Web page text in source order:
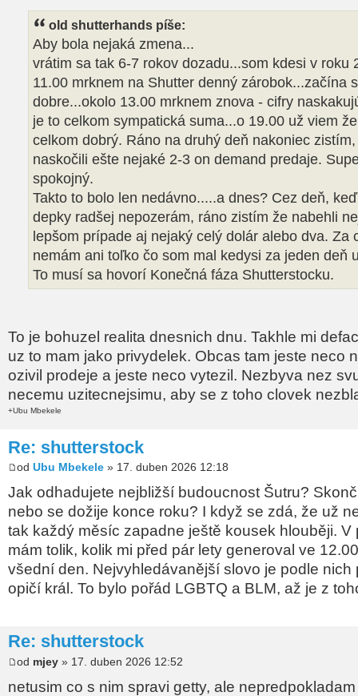
old shutterhands píše:
Aby bola nejaká zmena...
vrátim sa tak 6-7 rokov dozadu...som kdesi v roku
11.00 mrknem na Shutter denný zárobok...začína
dobre...okolo 13.00 mrknem znova - cifry
je to celkom sympatická suma...o 19.00 už viem
celkom dobrý. Ráno na druhý deň nakoniec
naskočili ešte nejaké 2-3 on demand predaje.
spokojný.
Takto to bolo len nedávno.....a dnes? Cez deň,
depky radšej nepozerám, ráno zistím že nabehli
lepšom prípade aj nejaký celý dolár alebo dva. Za
nemám ani toľko čo som mal kedysi za jeden deň
To musí sa hovorí Konečná fáza Shutterstocku.
To je bohuzel realita dnesnich dnu. Takhle mi
uz to mam jako privydelek. Obcas tam jeste neco
ozivil prodeje a jeste neco vytezil. Nezbyva nez
necemu uzitecnejsimu, aby se z toho clovek
+Ubu Mbekele
Re: shutterstock
od Ubu Mbekele » 17. duben 2026 12:18
Jak odhadujete nejbližší budoucnost Šutru?
nebo se dožije konce roku? I když se zdá, že už
tak každý měsíc zapadne ještě kousek hlouběji. V
mám tolik, kolik mi před pár lety generoval ve
všední den. Nejvyhledávanější slovo je podle nich
opičí král. To bylo pořád LGBTQ a BLM, až je z
Re: shutterstock
od mjey » 17. duben 2026 12:52
netusim co s nim spravi getty, ale